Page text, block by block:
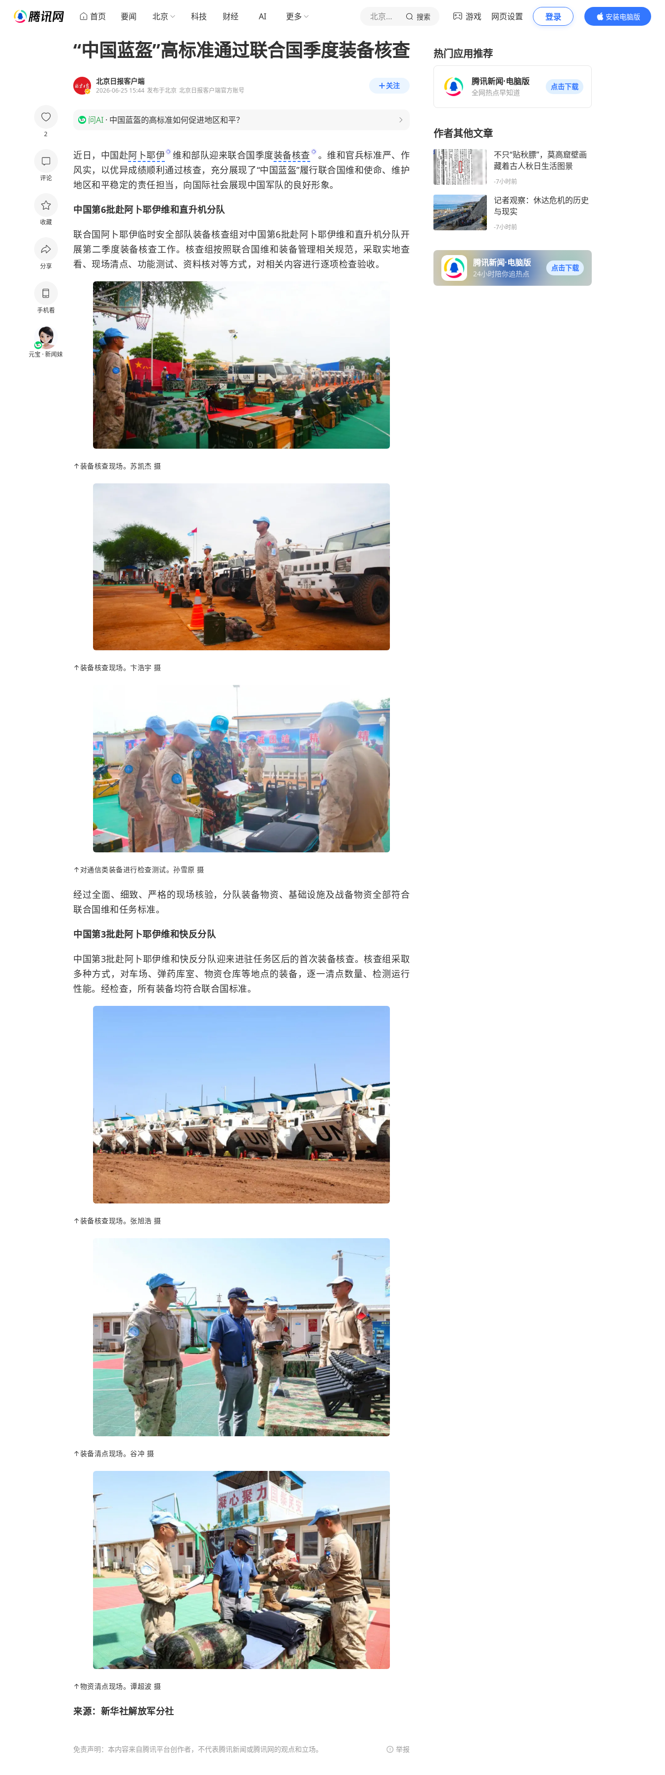
首页 要闻 北京 科技 财经 AI 更多 北京日报客户端 搜索 游戏 网页设置 登录
安装电脑版
内容更精彩
2
评论
收藏
分享
手机看
元宝 · 新闻妹
“中国蓝盔”高标准通过联合国季度装备核查
北京日报客户端
2026-06-25 15:44 发布于北京 北京日报客户端官方账号
关注
问AI · 中国蓝盔的高标准如何促进地区和平？
近日，中国赴阿卜耶伊 维和部队迎来联合国季度装备核查
。维和官兵标准严、作
风实，以优异成绩顺利通过核查，充分展现了“中国蓝盔”履行联合国维和使命、维护
地区和平稳定的责任担当，向国际社会展现中国军队的良好形象。
中国第6批赴阿卜耶伊维和直升机分队
联合国阿卜耶伊临时安全部队装备核查组对中国第6批赴阿卜耶伊维和直升机分队开
展第二季度装备核查工作。核查组按照联合国维和装备管理相关规范，采取实地查
看、现场清点、功能测试、资料核对等方式，对相关内容进行逐项检查验收。
↑装备核查现场。苏凯杰 摄
↑装备核查现场。卞浩宇 摄
↑对通信类装备进行检查测试。孙雪原 摄
经过全面、细致、严格的现场核验，分队装备物资、基础设施及战备物资全部符合
联合国维和任务标准。
中国第3批赴阿卜耶伊维和快反分队
中国第3批赴阿卜耶伊维和快反分队迎来进驻任务区后的首次装备核查。核查组采取
多种方式，对车场、弹药库室、物资仓库等地点的装备，逐一清点数量、检测运行
性能。经检查，所有装备均符合联合国标准。
↑装备核查现场。张旭浩 摄
↑装备清点现场。谷冲 摄
↑物资清点现场。谭超波 摄
来源：新华社解放军分社
免责声明：本内容来自腾讯平台创作者，不代表腾讯新闻或腾讯网的观点和立场。 举报
热门应用推荐
腾讯新闻·电脑版
全网热点早知道
点击下载
作者其他文章
不只“贴秋膘”，莫高窟壁画
藏着古人秋日生活图景
-7小时前
记者观察：休达危机的历史
与现实
-7小时前
腾讯新闻·电脑版
24小时陪你追热点
点击下载